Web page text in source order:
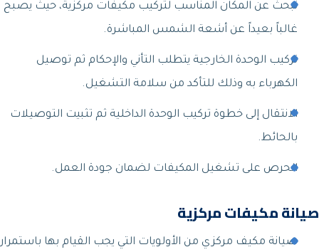
نبحث عن المكان المناسب لتركيب مكيفات مركزية، حيث يصبح
غالباً بعيداً عن أشعة الشمس المباشرة.
تركيب الوحدة الخارجية يتطلب التأني والإحكام ثم توصيل
الكهرباء به وذلك للتأكد من سلامة التشغيل.
الانتقال إلى خطوة تركيب الوحدة الداخلية ثم تثبيت التوصيلات
بالحائط.
الحرص على تشغيل المكيفات لضمان جودة العمل.
صيانة مكيفات مركزية
صيانة مكيف مركزي من الأولويات التي يجب القيام بها باستمرار